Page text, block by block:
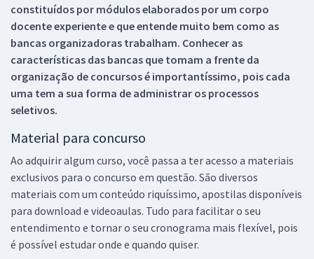
constituídos por módulos elaborados por um corpo
docente experiente e que entende muito bem como as
bancas organizadoras trabalham. Conhecer as
características das bancas que tomam a frente da
organização de concursos é importantíssimo, pois cada
uma tem a sua forma de administrar os processos
seletivos.
Material para concurso
Ao adquirir algum curso, você passa a ter acesso a materiais
exclusivos para o concurso em questão. São diversos
materiais com um conteúdo riquíssimo, apostilas disponíveis
para download e videoaulas. Tudo para facilitar o seu
entendimento e tornar o seu cronograma mais flexível, pois
é possível estudar onde e quando quiser.